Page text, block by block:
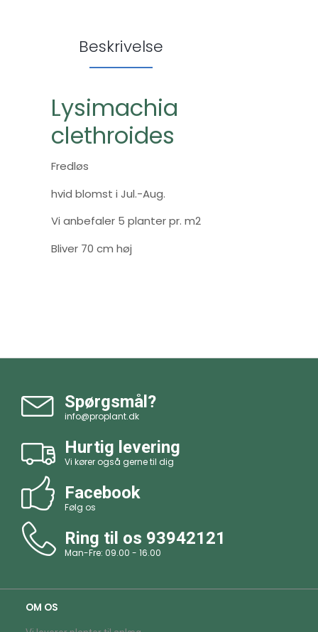
Beskrivelse
Lysimachia
clethroides
Fredløs
hvid blomst i Jul.-Aug.
Vi anbefaler 5 planter pr. m2
Bliver 70 cm høj
Spørgsmål?
info@proplant.dk
Hurtig levering
Vi kører også gerne til dig
Facebook
Følg os
Ring til os 93942121
Man-Fre: 09.00 - 16.00
OM OS